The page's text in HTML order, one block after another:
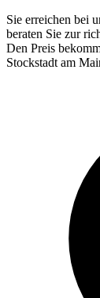
Sie erreichen bei
beraten Sie zur
Den Preis
Stockstadt am